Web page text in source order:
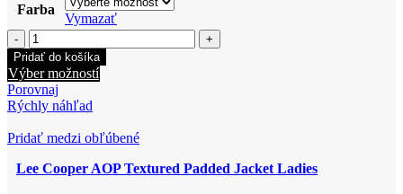
Farba
Vymazať
množstvo
Lee
Cooper
Slim
Joggers
Ladies
Pridať do košíka
Výber možnostíTento
variantov.
si
Porovnaj
Rýchly náhľad
Pridať medzi obľúbené
Lee Cooper AOP Textured Padded Jacket Ladies